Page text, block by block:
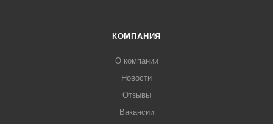
КОМПАНИЯ
О компании
Новости
Отзывы
Вакансии